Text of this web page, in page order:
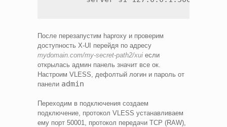
После перезапустим haproxy и проверим
доступность X-UI перейдя по адресу
mydomain.com/my-secret-path2/xui если
открылась админ панель значит все ок.
Настроим VLESS, дефолтый логин и пароль от
панели admin
Переходим в подключения создаем
подключение, протокол VLESS устанавливаем
ему порт 50001, протокол передачи TCP (RAW),